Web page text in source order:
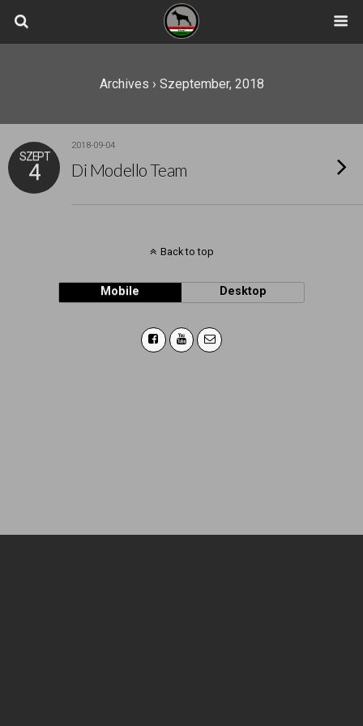
Archives › Szeptember, 2018
SZEPT
4
2018-09-04
Di Modello Team
Back to top
Mobile Desktop